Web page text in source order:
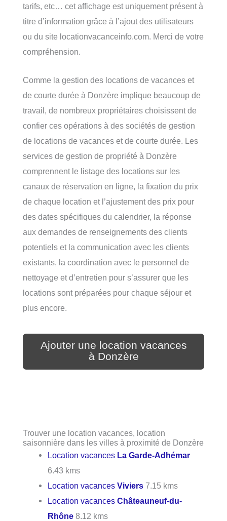
tarifs, etc… cet affichage est uniquement présent à
titre d’information grâce à l’ajout des utilisateurs
ou du site locationvacanceinfo.com. Merci de votre
compréhension.
Comme la gestion des locations de vacances et
de courte durée à Donzère implique beaucoup de
travail, de nombreux propriétaires choisissent de
confier ces opérations à des sociétés de gestion
de locations de vacances et de courte durée. Les
services de gestion de propriété à Donzère
comprennent le listage des locations sur les
canaux de réservation en ligne, la fixation du prix
de chaque location et l’ajustement des prix pour
des dates spécifiques du calendrier, la réponse
aux demandes de renseignements des clients
potentiels et la communication avec les clients
existants, la coordination avec le personnel de
nettoyage et d’entretien pour s’assurer que les
locations sont préparées pour chaque séjour et
plus encore.
Ajouter une location vacances
à Donzère
Trouver une location vacances, location
saisonnière dans les villes à proximité de Donzère
Location vacances La Garde-Adhémar
6.43 kms
Location vacancesViviers 7.15 kms
Location vacancesChâteauneuf-du-
Rhône 8.12 kms